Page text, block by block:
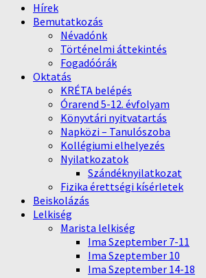
Hírek
Bemutatkozás
Névadónk
Történelmi áttekintés
Fogadóórák
Oktatás
KRÉTA belépés
Órarend 5-12. évfolyam
Könyvtári nyitvatartás
Napközi – Tanulószoba
Kollégiumi elhelyezés
Nyilatkozatok
Szándéknyilatkozat
Fizika érettségi kísérletek
Beiskolázás
Lelkiség
Marista lelkiség
Ima Szeptember 7-11
Ima Szeptember 10
Ima Szeptember 14-18